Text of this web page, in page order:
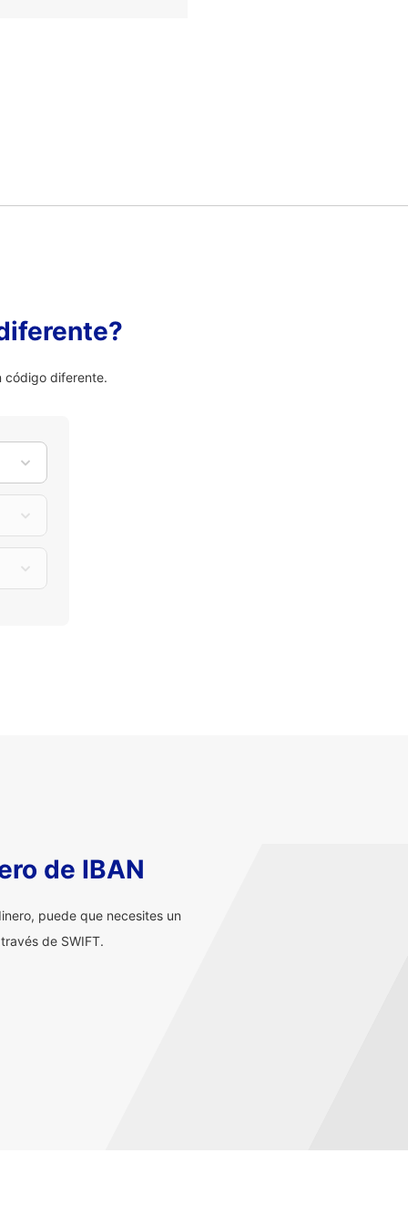
código diferente.
de IBAN
puede que necesites un
de SWIFT.